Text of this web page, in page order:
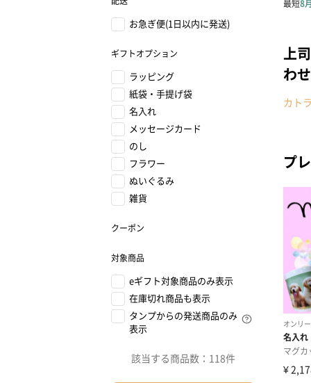
お急ぎ便(1日以内に発送)
ギフトオプション
ラッピング
紙袋・手提げ袋
名入れ
メッセージカード
のし
フラワー
ぬいぐるみ
雑貨
クーポン
対象商品
eギフト対象商品のみ表示
在庫切れ商品も表示
タンプからの発送商品のみ
表示
該当する商品数： 118件
上
わ
カト
プ